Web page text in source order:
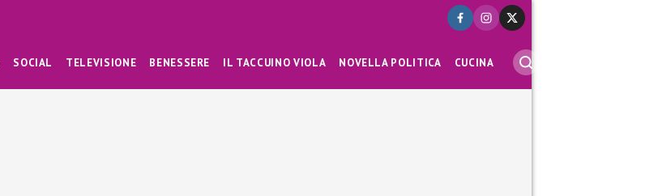
SOCIAL TELEVISIONE BENESSERE IL TACCUINO VIOLA NOVELLA POLITICA CUCINA